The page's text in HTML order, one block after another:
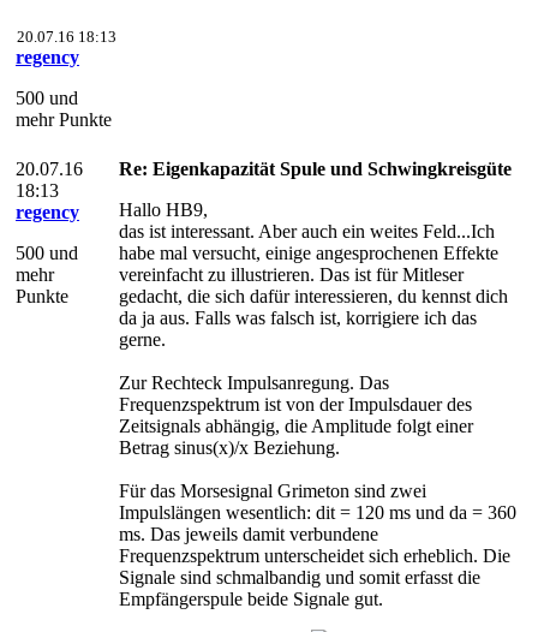
20.07.16 18:13
regency
500 und
mehr Punkte
20.07.16
18:13
regency
500 und
mehr
Punkte
Re: Eigenkapazität Spule und Schwingkreisgüte
Hallo HB9,
das ist interessant. Aber auch ein weites Feld...Ich
habe mal versucht, einige angesprochenen Effekte
vereinfacht zu illustrieren. Das ist für Mitleser
gedacht, die sich dafür interessieren, du kennst dich
da ja aus. Falls was falsch ist, korrigiere ich das
gerne.
Zur Rechteck Impulsanregung. Das
Frequenzspektrum ist von der Impulsdauer des
Zeitsignals abhängig, die Amplitude folgt einer
Betrag sinus(x)/x Beziehung.
Für das Morsesignal Grimeton sind zwei
Impulslängen wesentlich: dit = 120 ms und da = 360
ms. Das jeweils damit verbundene
Frequenzspektrum unterscheidet sich erheblich. Die
Signale sind schmalbandig und somit erfasst die
Empfängerspule beide Signale gut.